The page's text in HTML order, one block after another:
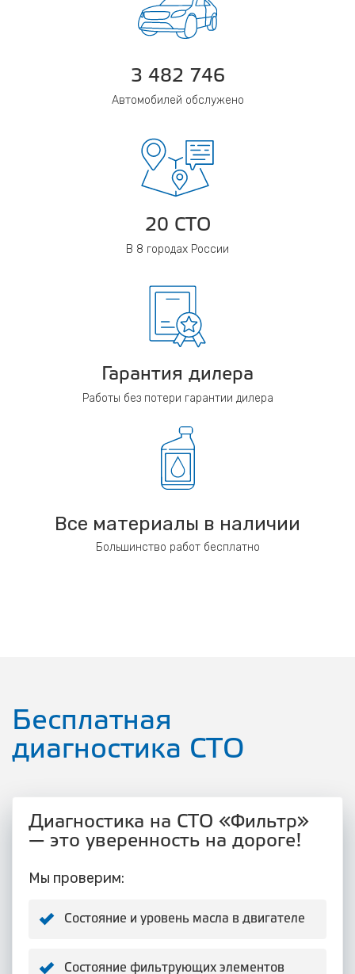
3 482 746
Автомобилей обслужено
20 СТО
В 8 городах России
Гарантия дилера
Работы без потери гарантии дилера
Все материалы в наличии
Большинство работ бесплатно
Бесплатная
диагностика СТО
Диагностика на СТО «Фильтр»
— это уверенность на дороге!
Мы проверим:
Состояние и уровень масла в двигателе
Состояние фильтрующих элементов